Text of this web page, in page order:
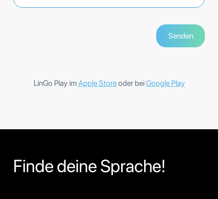
LinGo Play im Apple Storeoder beiGoogle Play
Finde deine Sprache!